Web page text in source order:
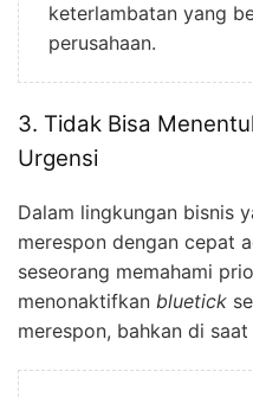
keterlambatan yang
perusahaan.
3. Tidak Bisa
Urgensi
Dalam lingkungan bisnis
merespon dengan cepat
seseorang memahami
menonaktifkan bluetick
merespon, bahkan di